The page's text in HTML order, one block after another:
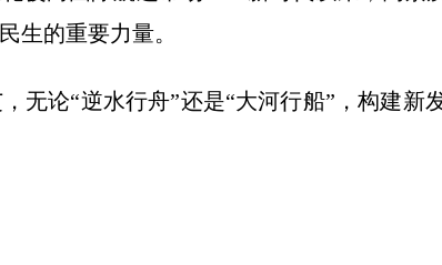
生的重要力量。
论“逆水行舟”还是“大河行船”，构建新